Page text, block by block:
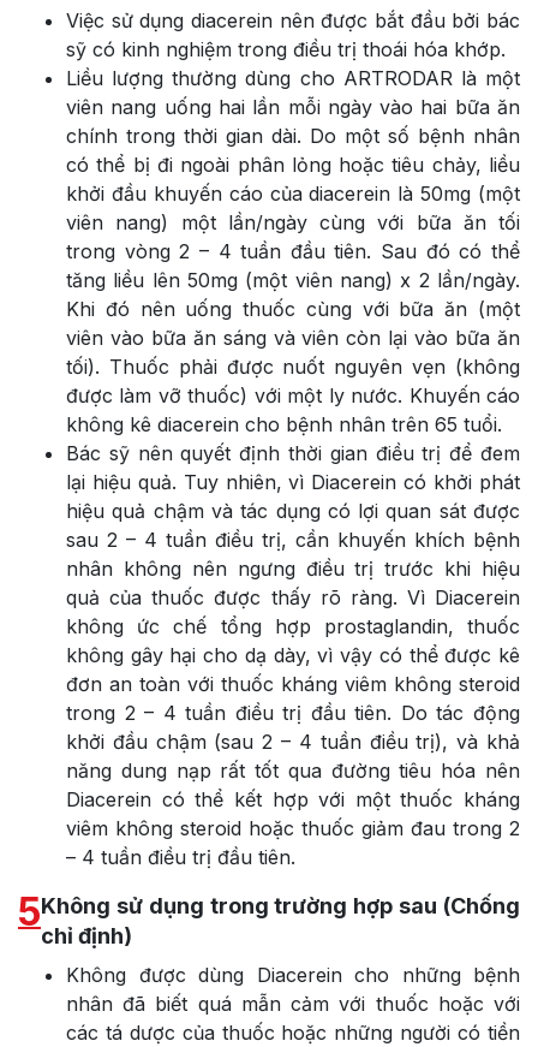
Việc sử dụng diacerein nên được bắt đầu bởi bác
sỹ có kinh nghiệm trong điều trị thoái hóa khớp.
Liều lượng thường dùng cho ARTRODAR là một
viên nang uống hai lần mỗi ngày vào hai bữa ăn
chính trong thời gian dài. Do một số bệnh nhân
có thể bị đi ngoài phân lỏng hoặc tiêu chảy, liều
khởi đầu khuyến cáo của diacerein là 50mg (một
viên nang) một lần/ngày cùng với bữa ăn tối
trong vòng 2 – 4 tuần đầu tiên. Sau đó có thể
tăng liều lên 50mg (một viên nang) x 2 lần/ngày.
Khi đó nên uống thuốc cùng với bữa ăn (một
viên vào bữa ăn sáng và viên còn lại vào bữa ăn
tối). Thuốc phải được nuốt nguyên vẹn (không
được làm vỡ thuốc) với một ly nước. Khuyến cáo
không kê diacerein cho bệnh nhân trên 65 tuổi.
Bác sỹ nên quyết định thời gian điều trị để đem
lại hiệu quả. Tuy nhiên, vì Diacerein có khởi phát
hiệu quả chậm và tác dụng có lợi quan sát được
sau 2 – 4 tuần điều trị, cần khuyến khích bệnh
nhân không nên ngưng điều trị trước khi hiệu
quả của thuốc được thấy rõ ràng. Vì Diacerein
không ức chế tổng hợp prostaglandin, thuốc
không gây hại cho dạ dày, vì vậy có thể được kê
đơn an toàn với thuốc kháng viêm không steroid
trong 2 – 4 tuần điều trị đầu tiên. Do tác động
khởi đầu chậm (sau 2 – 4 tuần điều trị), và khả
năng dung nạp rất tốt qua đường tiêu hóa nên
Diacerein có thể kết hợp với một thuốc kháng
viêm không steroid hoặc thuốc giảm đau trong 2
– 4 tuần điều trị đầu tiên.
5Không sử dụng trong trường hợp sau (Chống
chỉ định)
Không được dùng Diacerein cho những bệnh
nhân đã biết quá mẫn cảm với thuốc hoặc với
các tá dược của thuốc hoặc những người có tiền